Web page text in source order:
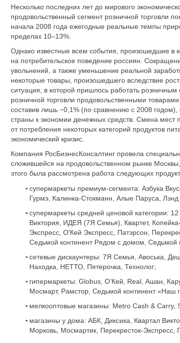
Несколько последних лет до мирового
продовольственный сегмент розничной торговли
начала 2008 года ежегодные реальные темпы
пределах 10–13%.
Однако известные всем события, произошедшие в
на потребительское поведение россиян.
увольнений, а также уменьшение реальной
некоторые товары, произошедшего вследствие
ситуация, в которой пришлось работать
розничной торговли продовольственными
составив лишь −0,1% (по сравнению с 2008
страны к экономии денежных средств. Смена мест
от потребления некоторых категорий продуктов
экономический кризис.
Компания РосБизнесКонсалтинг провела
сложившейся на продовольственном рынке
этого была рассмотрена работа следующих
супермаркеты премиум-сегмента: Азбука
Гурмэ, Калинка-Стокманн, Алые Паруса,
супермаркеты средней ценовой категории:
Виктория, ИДЕЯ (7Я Семья), Квартет,
Экспресс, О'Кей Экспресс, Патэрсон,
Седьмой континент Рядом с домом, Седьмой
сетевые дискаунтеры: 7Я Семья, Авоська,
Находка, НЕТТО, Пятерочка, Технолог;
гипермаркеты: Globus, O’Кей, Real, Ашан,
Мосмарт, Рамстор, Седьмой континент «Наш
мелкооптовые магазины: Metro Cash & Carry,
магазины у дома: АБК, Диксика, Квартал
Морковь, Мосмартик, Перекресток-Экспресс,